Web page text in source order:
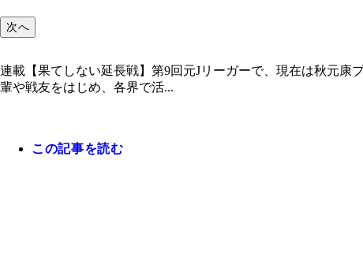
次へ
連載【果てしない延長戦】第9回元Jリーガーで、現在は秋元
輩や戦友をはじめ、各界で活...
この記事を読む